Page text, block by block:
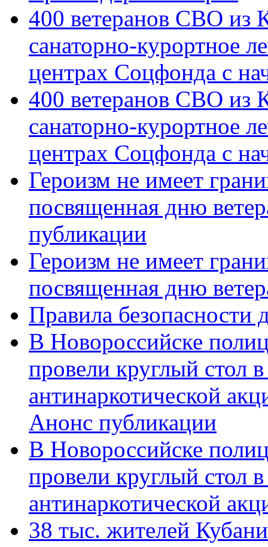
400 ветеранов СВО из
санаторно-курортное
центрах Соцфонда с
400 ветеранов СВО из
санаторно-курортное
центрах Соцфонда с
Героизм не имеет
посвященная дню
публикации
Героизм не имеет
посвященная дню
Правила безопасности
В Новороссийске
провели круглый стол
антинаркотической
Анонс публикации
В Новороссийске
провели круглый стол
антинаркотической
38 тыс. жителей